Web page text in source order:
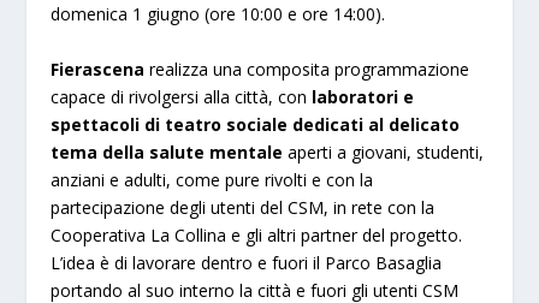
domenica 1 giugno (ore 10:00 e ore 14:00).
Fierascena realizza una composita programmazione
capace di rivolgersi alla città, con laboratori e
spettacoli di teatro sociale dedicati al delicato
tema della salute mentale aperti a giovani, studenti,
anziani e adulti, come pure rivolti e con la
partecipazione degli utenti del CSM, in rete con la
Cooperativa La Collina e gli altri partner del progetto.
L’idea è di lavorare dentro e fuori il Parco Basaglia
portando al suo interno la città e fuori gli utenti CSM